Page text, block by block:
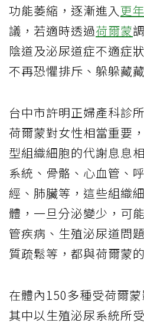
功能萎縮，逐漸進入更
議，若適時透過荷爾蒙
陰道及泌尿道症不適症
不再恐懼排斥、躲躲藏藏
台中市許明正婦產科診
荷爾蒙對女性相當重要
型組織細胞的代謝息息
系統、骨骼、心血管、
經、肺臟等，這些組織
體，一旦分泌變少，可
管疾病、生殖泌尿道問
質疏鬆等，都與荷爾蒙
在體內150多種受荷爾
其中以生殖泌尿系統所